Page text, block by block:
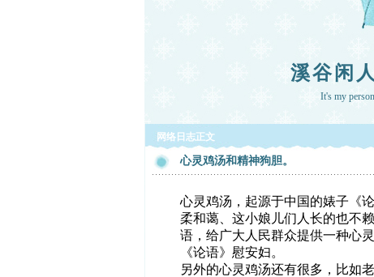
溪谷闲
It's my
网络日志正文
心灵鸡汤和精神狗胆。
心灵鸡汤，起源于中国的婊子《
柔和蔼、这小娘儿们人长的也不
语，给广大人民群众提供一种心
《论语》慰安妇。
另外的心灵鸡汤还有很多，比如